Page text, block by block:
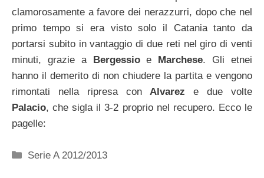
clamorosamente a favore dei nerazzurri, dopo che nel
primo tempo si era visto solo il Catania tanto da
portarsi subito in vantaggio di due reti nel giro di venti
minuti, grazie a
Bergessioe Marchese. Gli etnei
hanno il demerito di non chiudere la partita e vengono
rimontati nella ripresa conAlvarez e due volte
Palacio, che sigla il 3-2 proprio nel recupero. Ecco le
pagelle:
Categorie
Serie A 2012/2013